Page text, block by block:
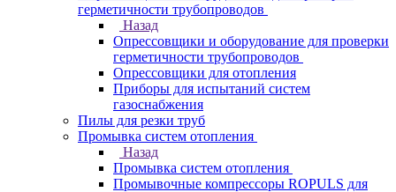
герметичности трубопроводов
Назад
Опрессовщики и оборудование для проверки
герметичности трубопроводов
Опрессовщики для отопления
Приборы для испытаний систем
газоснабжения
Пилы для резки труб
Промывка систем отопления
Назад
Промывка систем отопления
Промывочные компрессоры ROPULS для